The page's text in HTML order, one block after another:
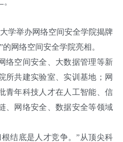
学举办网络空间安全学院揭牌
网络空间安全学院亮相。
络空间安全、大数据管理等新
所共建实验室、实训基地；网
青年科技人才在人工智能、信
、网络安全、数据安全等领域
结底是人才竞争。”从顶尖科